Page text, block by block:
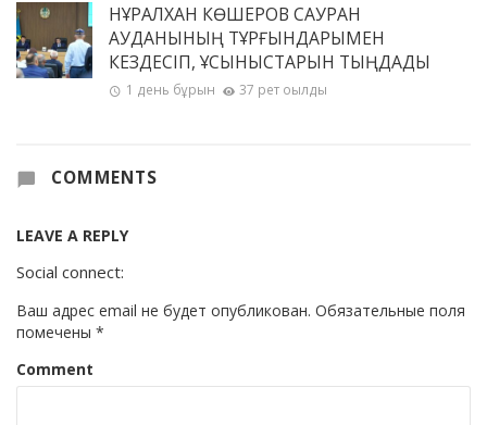
НҰРАЛХАН КӨШЕРОВ САУРАН
АУДАНЫНЫҢ ТҰРҒЫНДАРЫМЕН
КЕЗДЕСІП, ҰСЫНЫСТАРЫН ТЫҢДАДЫ
1 день бұрын 37 рет оқылды
COMMENTS
LEAVE A REPLY
Social connect:
Ваш адрес email не будет опубликован. Обязательные поля
помечены *
Comment